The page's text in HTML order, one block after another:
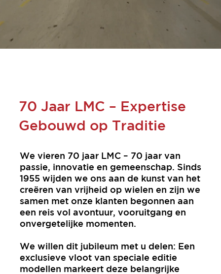
70 Jaar LMC – Expertise
Gebouwd op Traditie
We vieren 70 jaar LMC – 70 jaar van
passie, innovatie en gemeenschap. Sinds
1955 wijden we ons aan de kunst van het
creëren van vrijheid op wielen en zijn we
samen met onze klanten begonnen aan
een reis vol avontuur, vooruitgang en
onvergetelijke momenten.
We willen dit jubileum met u delen: Een
exclusieve vloot van speciale editie
modellen markeert deze belangrijke